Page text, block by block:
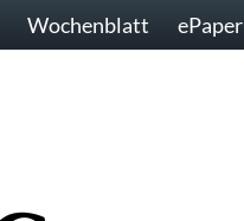
Wochenblatt ePaper